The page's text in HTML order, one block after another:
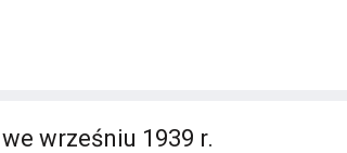
wrześniu 1939 r.